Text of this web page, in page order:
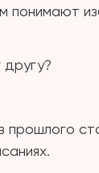
понимают